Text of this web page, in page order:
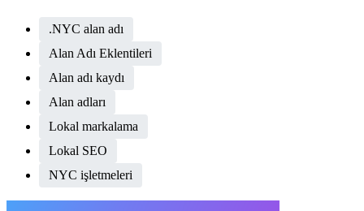
.NYC alan adı
Alan Adı Eklentileri
Alan adı kaydı
Alan adları
Lokal markalama
Lokal SEO
NYC işletmeleri